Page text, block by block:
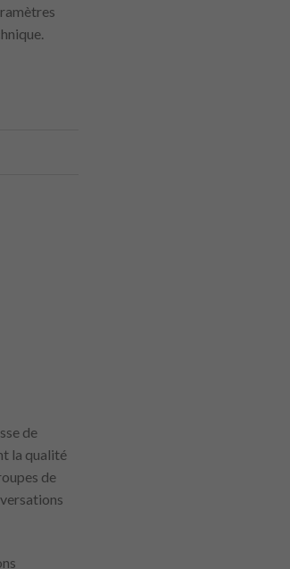
de
la qualité
de